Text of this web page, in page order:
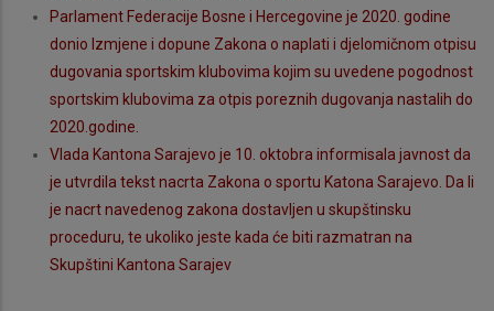
Parlament Federacije Bosne i Hercegovine je 2020. godine
donio Izmjene i dopune Zakona o naplati i djelomičnom otpisu
dugovania sportskim klubovima kojim su uvedene pogodnost
sportskim klubovima za otpis poreznih dugovanja nastalih do
2020.godine.
Vlada Kantona Sarajevo je 10. oktobra informisala javnost da
je utvrdila tekst nacrta Zakona o sportu Katona Sarajevo. Da li
je nacrt navedenog zakona dostavljen u skupštinsku
proceduru, te ukoliko jeste kada će biti razmatran na
Skupštini Kantona Sarajev